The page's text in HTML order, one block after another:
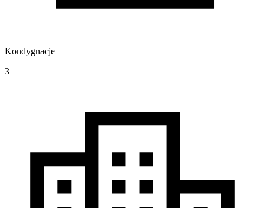
Kondygnacje
3